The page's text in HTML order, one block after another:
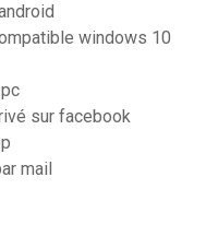
windows 10
sur facebook
mail